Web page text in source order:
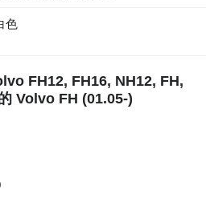
色
FH12, FH16, NH12, FH,
Volvo FH (01.05-)